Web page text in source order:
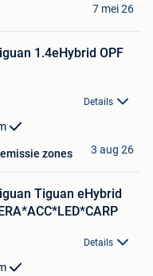
7 mei 26
1.4eHybrid OPF
Details
zones 3 aug 26
Tiguan eHybrid
Details